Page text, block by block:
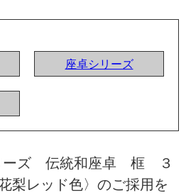
座卓シリーズ
ーズ 伝統和座卓 框 ３
レッド色〉のご採用を